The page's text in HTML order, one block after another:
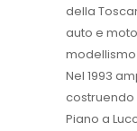
della
auto e
Nel 1993
costruendo
Piano a